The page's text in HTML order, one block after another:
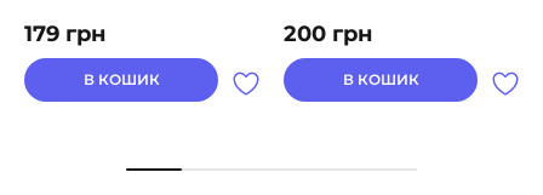
179 грн
В КОШИК
200 грн
В КОШИК